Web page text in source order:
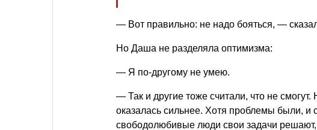
— Вот правильно: не надо бояться, —
Но Даша не разделяла оптимизма:
— Я по-другому не умею.
— Так и другие тоже считали, что не
оказалась сильнее. Хотя проблемы были, и
свободолюбивые люди свои задачи